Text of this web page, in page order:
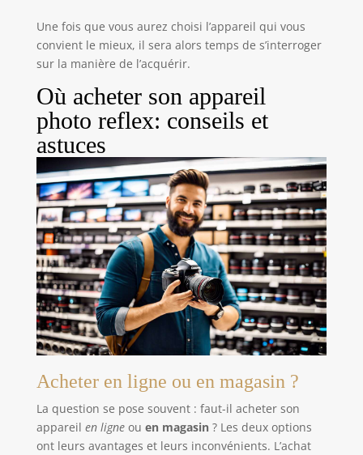
Une fois que vous aurez choisi l’appareil qui vous
convient le mieux, il sera alors temps de s’interroger
sur la manière de l’acquérir.
Où acheter son appareil
photo reflex: conseils et
astuces
Acheter en ligne ou en magasin ?
La question se pose souvent : faut-il acheter son
appareil en ligneou en magasin ? Les deux options
ont leurs avantages et leurs inconvénients. L’achat